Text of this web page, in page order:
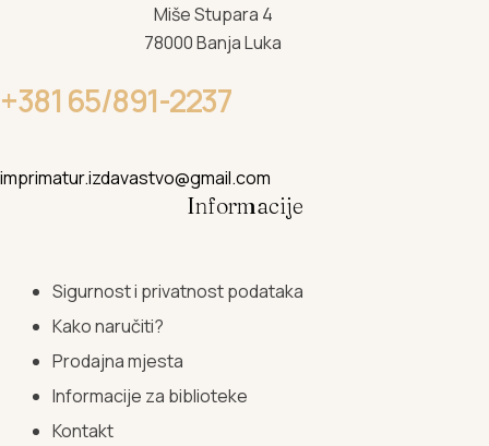
Miše Stupara 4
78000 Banja Luka
+381 65/891-2237
imprimatur.izdavastvo@gmail.com
Informacije
Sigurnost i privatnost podataka
Kako naručiti?
Prodajna mjesta
Informacije za biblioteke
Kontakt